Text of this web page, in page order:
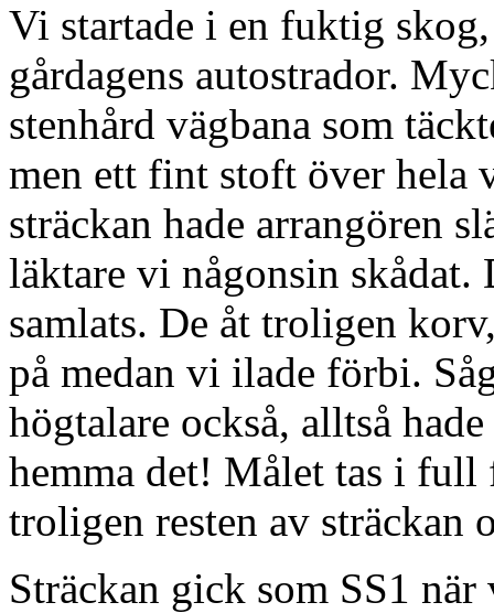
Vi startade i en fuktig
gårdagens autostrador.
stenhård vägbana som
men ett fint stoft över hela
sträckan hade arrangören
läktare vi någonsin skådat.
samlats. De åt troligen
på medan vi ilade förbi.
högtalare också, alltså
hemma det! Målet tas i full
troligen resten av sträckan
Sträckan gick som SS1